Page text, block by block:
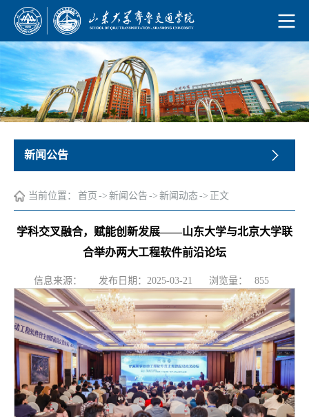
新闻公告
当前位置： 首页 -> 新闻公告 -> 新闻动态-> 正文
学科交叉融合，赋能创新发展——山东大学与北京大学联
合举办两大工程软件前沿论坛
信息来源： 发布日期：2025-03-21 浏览量： 855